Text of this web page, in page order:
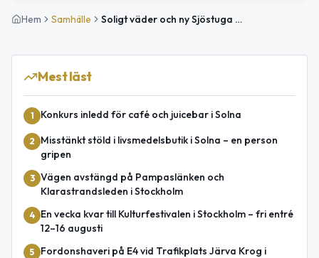
Hem Samhälle Soligt väder och ny Sjöstuga planeras vid Brunnsviken
Mest läst
1 Konkurs inledd för café och juicebar i Solna
2
Misstänkt stöld i livsmedelsbutik i Solna – en person
gripen
3 Vägen avstängd på Pampaslänken och
Klarastrandsleden i Stockholm
4
En vecka kvar till Kulturfestivalen i Stockholm – fri entré
12–16 augusti
5
Fordonshaveri på E4 vid Trafikplats Järva Krog i